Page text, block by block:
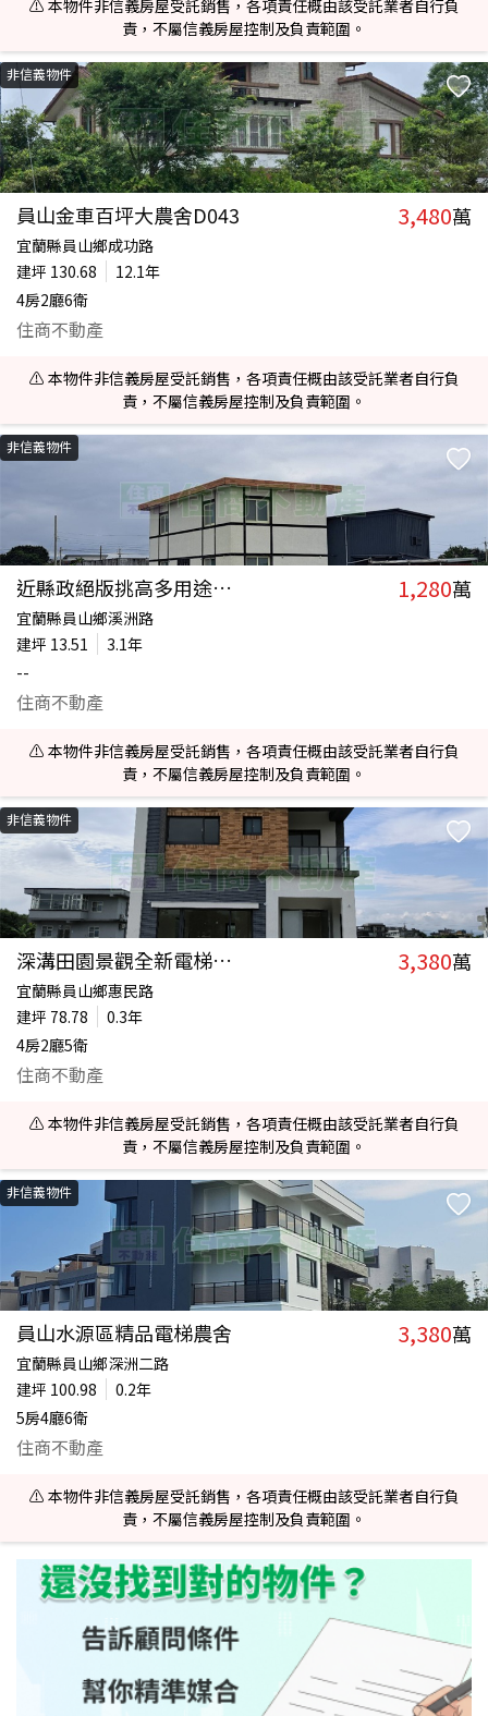
⚠️ 本物件非信義房屋受託銷售，各項責任概由該受託業者自行負
責，不屬信義房屋控制及負責範圍。
非信義物件
員山金車百坪大農舍D043 3,480萬
宜蘭縣員山鄉成功路
建坪 130.68
12.1年
4房2廳6衛
住商不動產
⚠️ 本物件非信義房屋受託銷售，各項責任概由該受託業者自行負
責，不屬信義房屋控制及負責範圍。
非信義物件
近縣政絕版挑高多用途加工室 1,280萬
宜蘭縣員山鄉溪洲路
建坪 13.51
3.1年
--
住商不動產
⚠️ 本物件非信義房屋受託銷售，各項責任概由該受託業者自行負
責，不屬信義房屋控制及負責範圍。
非信義物件
深溝田園景觀全新電梯農舍 3,380萬
宜蘭縣員山鄉惠民路
建坪 78.78
0.3年
4房2廳5衛
住商不動產
⚠️ 本物件非信義房屋受託銷售，各項責任概由該受託業者自行負
責，不屬信義房屋控制及負責範圍。
非信義物件
員山水源區精品電梯農舍 3,380萬
宜蘭縣員山鄉深洲二路
建坪 100.98
0.2年
5房4廳6衛
住商不動產
⚠️ 本物件非信義房屋受託銷售，各項責任概由該受託業者自行負
責，不屬信義房屋控制及負責範圍。